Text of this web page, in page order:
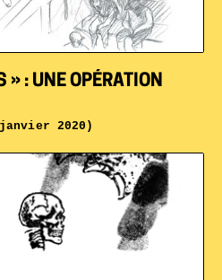
» : UNE OPÉRATION
2020)